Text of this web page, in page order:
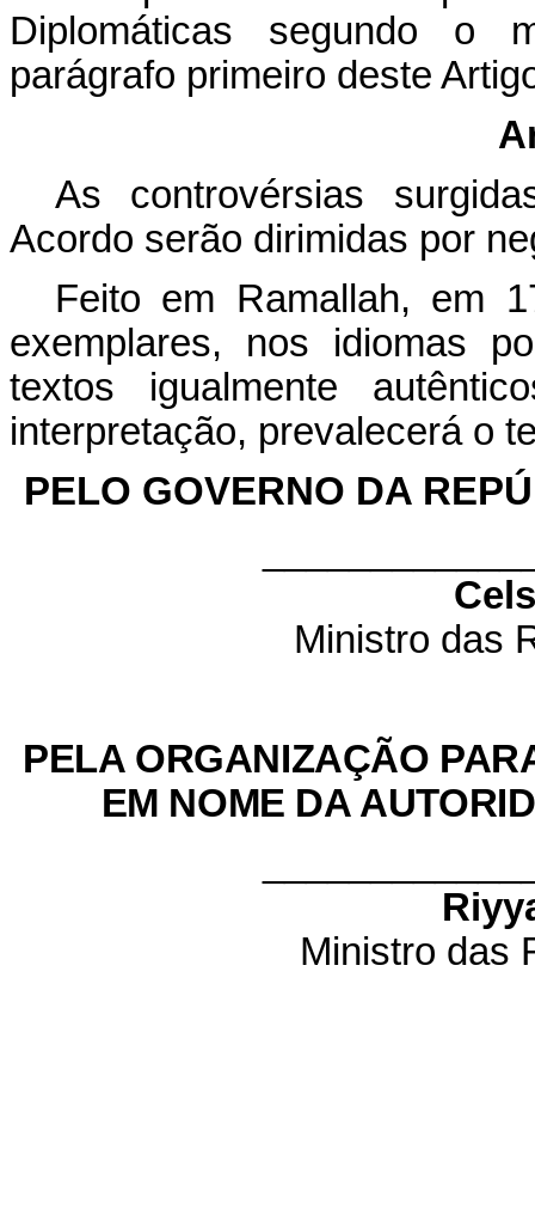
Diplomáticas segundo o
parágrafo primeiro deste
As controvérsias
Acordo serão dirimidas por
Feito em Ramallah, em
exemplares, nos idiomas
textos igualmente
interpretação, prevalecerá o
PELO GOVERNO DA
Ministro das
PELA ORGANIZAÇÃO
EM NOME DA
Ministro das